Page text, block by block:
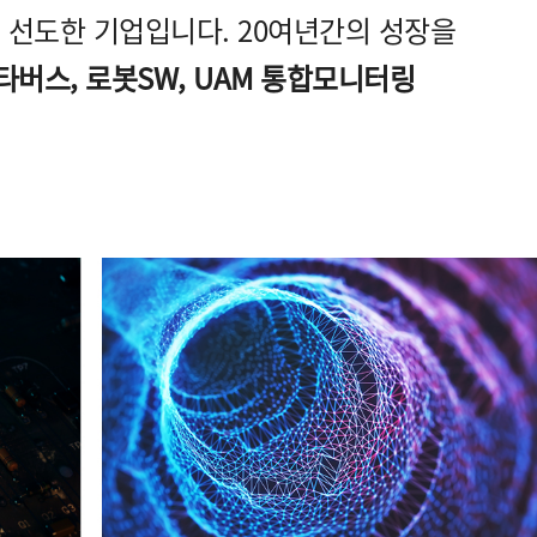
도한 기업입니다. 20여년간의 성장을
버스, 로봇SW, UAM 통합모니터링